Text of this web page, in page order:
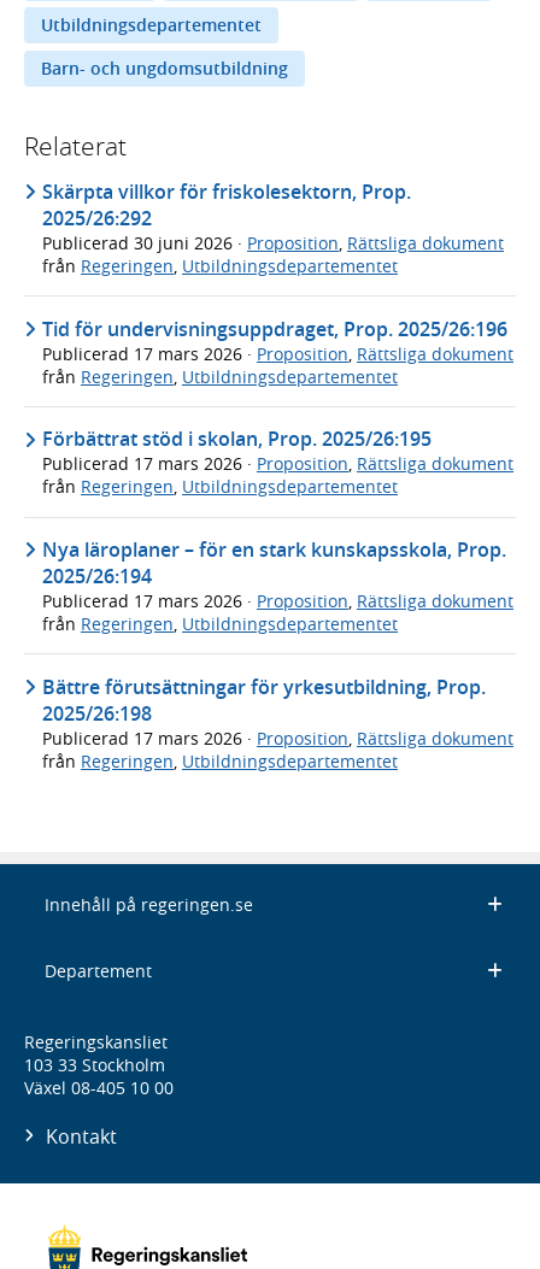
Utbildningsdepartementet
Barn- och ungdomsutbildning
Relaterat
Skärpta villkor för friskolesektorn, Prop.
2025/26:292
Publicerad 30 juni 2026 · Proposition, Rättsliga dokument
från Regeringen, Utbildningsdepartementet
Tid för undervisningsuppdraget, Prop. 2025/26:196
Publicerad 17 mars 2026 · Proposition Rättsliga dokument
från Regeringen Utbildningsdepartementet
Förbättrat stöd i skolan, Prop. 2025/26:195
Publicerad 17 mars 2026 · Proposition, Rättsliga dokument
från Regeringen, Utbildningsdepartementet
Nya läroplaner – för en stark kunskapsskola, Prop.
2025/26:194
Publicerad 17 mars 2026 · Proposition, Rättsliga dokument
från Regeringen, Utbildningsdepartementet
Bättre förutsättningar för yrkesutbildning, Prop.
2025/26:198
Publicerad 17 mars 2026 · Proposition Rättsliga dokument
från Regeringen Utbildningsdepartementet
Innehåll på regeringen.se
Departement
Regeringskansliet
103 33 Stockholm
Växel 08-405 10 00
Kontakt